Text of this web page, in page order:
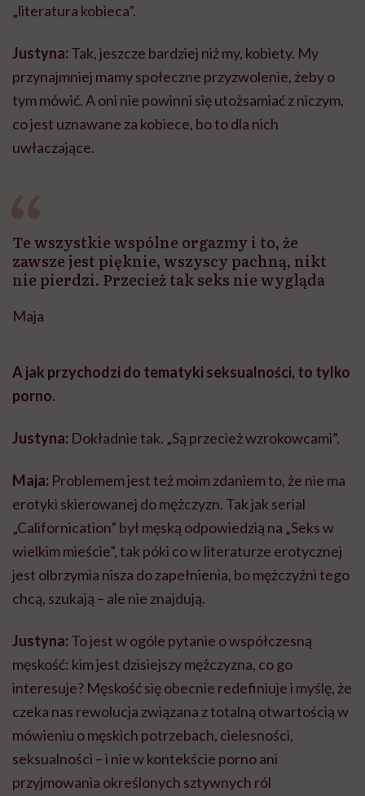
„literatura kobieca”.
Justyna: Tak, jeszcze bardziej niż my, kobiety. My
przynajmniej mamy społeczne przyzwolenie, żeby o
tym mówić. A oni nie powinni się utożsamiać z niczym,
co jest uznawane za kobiece, bo to dla nich
uwłaczające.
Te wszystkie wspólne orgazmy i to, że
zawsze jest pięknie, wszyscy pachną, nikt
nie pierdzi. Przecież tak seks nie wygląda
Maja
A jak przychodzi do tematyki seksualności, to tylko
porno.
Justyna: Dokładnie tak. „Są przecież wzrokowcami”.
Maja: Problemem jest też moim zdaniem to, że nie ma
erotyki skierowanej do mężczyzn. Tak jak serial
„Californication” był męską odpowiedzią na „Seks w
wielkim mieście”, tak póki co w literaturze erotycznej
jest olbrzymia nisza do zapełnienia, bo mężczyźni tego
chcą, szukają – ale nie znajdują.
Justyna: To jest w ogóle pytanie o współczesną
męskość: kim jest dzisiejszy mężczyzna, co go
interesuje? Męskość się obecnie redefiniuje i myślę, że
czeka nas rewolucja związana z totalną otwartością w
mówieniu o męskich potrzebach, cielesności,
seksualności – i nie w kontekście porno ani
przyjmowania określonych sztywnych ról